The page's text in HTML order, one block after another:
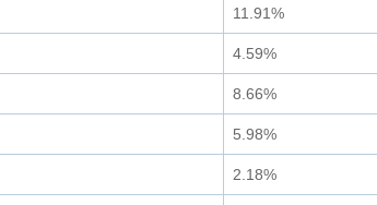
11.91%
4.59%
8.66%
5.98%
2.18%